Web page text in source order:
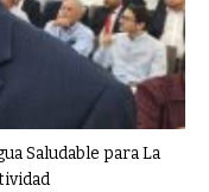
Saludable para La